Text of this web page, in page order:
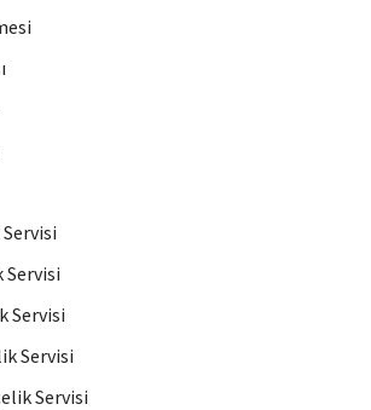
Servisi
Servisi
Servisi